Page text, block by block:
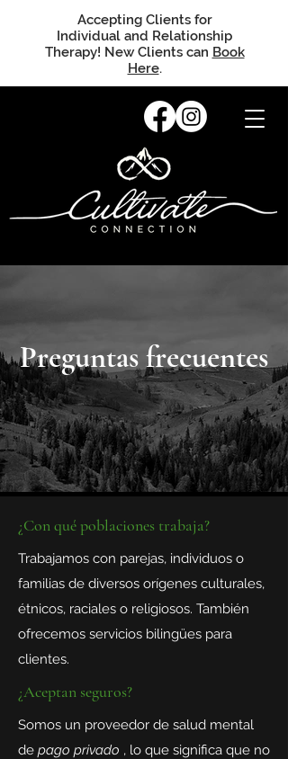
Accepting Clients for
Individual and Relationship
Therapy! New Clients can Book
Here.
Preguntas frecuentes
¿Con qué poblaciones trabaja?
Trabajamos con parejas, individuos o
familias de diversos orígenes culturales,
étnicos, raciales o religiosos. También
ofrecemos servicios bilingües para
clientes.
¿Aceptan seguros?
Somos un proveedor de salud mental
de pago privado , lo que significa que no